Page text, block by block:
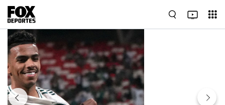
Previous Next